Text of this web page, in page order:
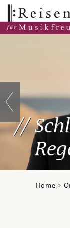
Hauptinhalt
Home >